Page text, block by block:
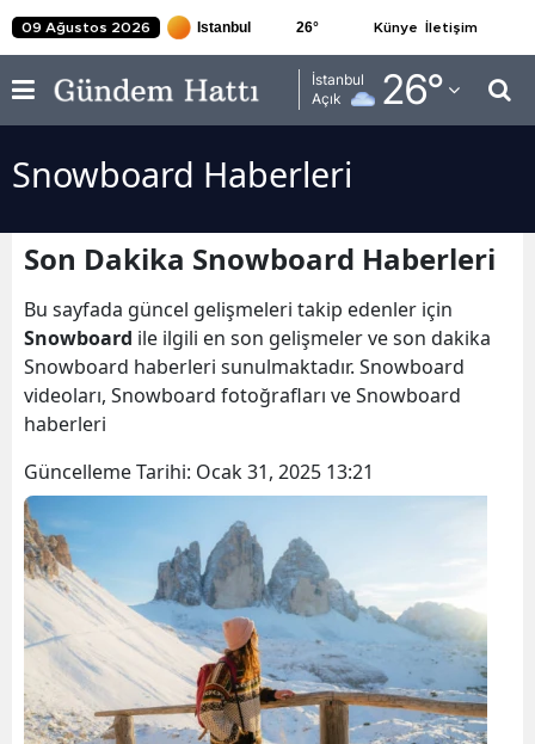
09 Ağustos 2026 26° Künye İletişim
İstanbul
Açık
26°
Adana
Adıyaman
Afyonkarahisar
Amasya
Ankara
Antalya
Aydın
Bingöl
Bitlis
Bolu
Snowboard Haberleri
Son Dakika Snowboard Haberleri
Bu sayfada güncel gelişmeleri takip edenler için
Snowboard ile ilgili en son gelişmeler ve son dakika
Snowboard haberleri sunulmaktadır. Snowboard
videoları, Snowboard fotoğrafları ve Snowboard
haberleri
Güncelleme Tarihi: Ocak 31, 2025 13:21